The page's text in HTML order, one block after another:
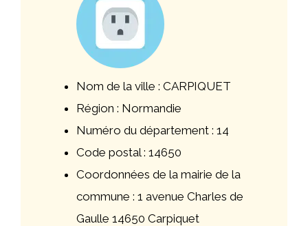
Nom de la ville : CARPIQUET
Région : Normandie
Numéro du département : 14
Code postal : 14650
Coordonnées de la mairie de la
commune : 1 avenue Charles de
Gaulle 14650 Carpiquet